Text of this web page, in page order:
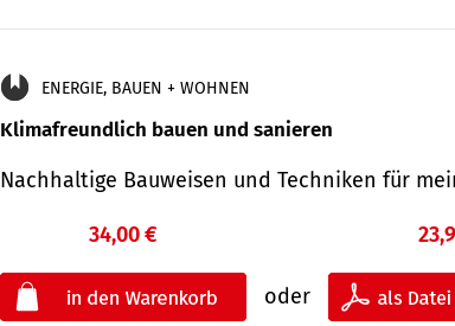
ENERGIE, BAUEN + WOHNEN
Klimafreundlich bauen und sanieren
Nachhaltige Bauweisen und Techniken für
34,00 €
oder